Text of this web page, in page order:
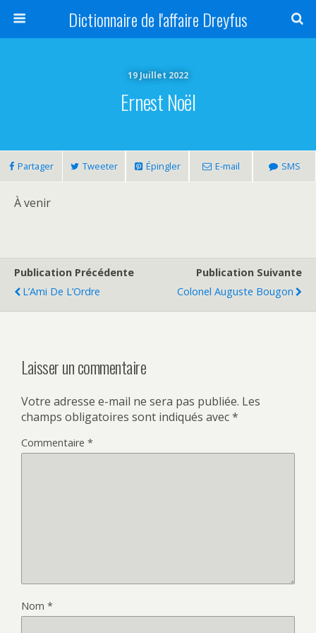
Dictionnaire de l'affaire Dreyfus
19 Juillet 2022
Ernest Noël
Partager Tweeter Épingler E-mail SMS
À venir
Publication Précédente
L’Ami De L’Ordre
Publication Suivante
Colonel Auguste Bougon
Laisser un commentaire
Votre adresse e-mail ne sera pas publiée. Les
champs obligatoires sont indiqués avec*
Commentaire *
Nom *